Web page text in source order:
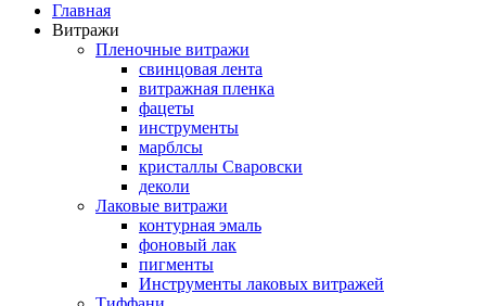
Главная
Витражи
Пленочные витражи
свинцовая лента
витражная пленка
фацеты
инструменты
марблсы
кристаллы Сваровски
деколи
Лаковые витражи
контурная эмаль
фоновый лак
пигменты
Инструменты лаковых витражей